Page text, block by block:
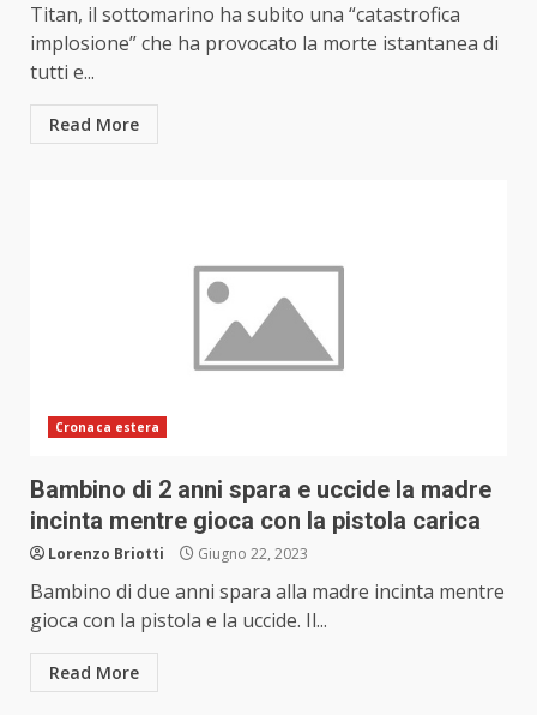
Titan, il sottomarino ha subito una “catastrofica
implosione” che ha provocato la morte istantanea di
tutti e...
Read More
Cronaca estera
Bambino di 2 anni spara e uccide la madre
incinta mentre gioca con la pistola carica
Lorenzo Briotti Giugno 22, 2023
Bambino di due anni spara alla madre incinta mentre
gioca con la pistola e la uccide. Il...
Read More